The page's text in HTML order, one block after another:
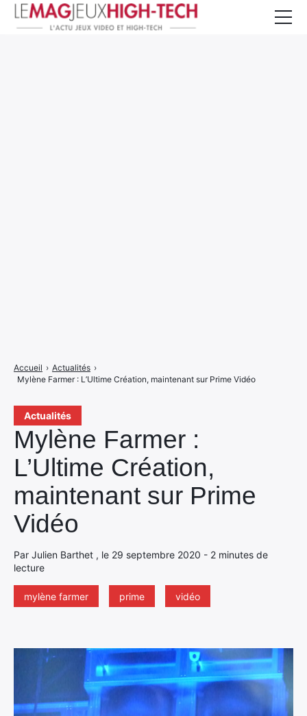
Actualités
Mylène Farmer :
L’Ultime Création,
maintenant sur Prime
Vidéo
Par Julien Barthet , le 29 septembre 2020 - 2 minutes de
lecture
mylène farmer prime vidéo
Accueil › Actualités ›
Mylène Farmer : L’Ultime Création, maintenant sur Prime Vidéo